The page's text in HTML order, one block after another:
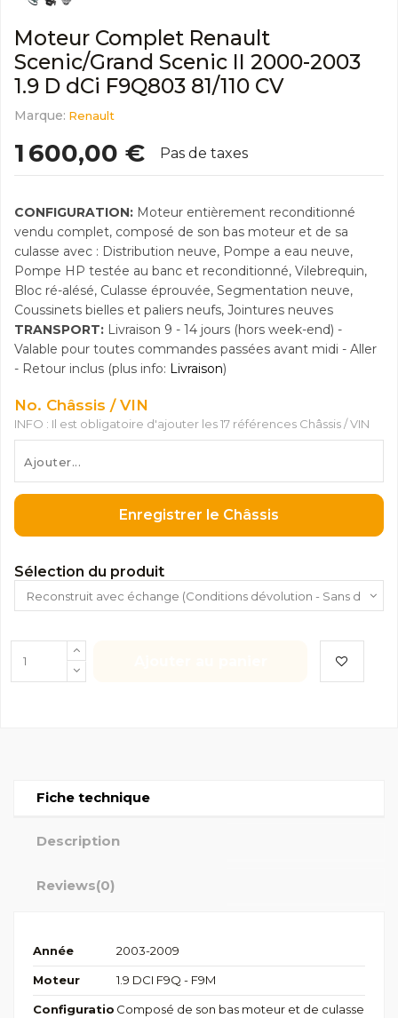
Moteur Complet Renault
Scenic/Grand Scenic II 2000-2003
1.9 D dCi F9Q803 81/110 CV
Marque: Renault
1 600,00 € Pas de taxes
CONFIGURATION: Moteur entièrement reconditionné
vendu complet, composé de son bas moteur et de sa
culasse avec : Distribution neuve, Pompe a eau neuve,
Pompe HP testée au banc et reconditionné, Vilebrequin,
Bloc ré-alésé, Culasse éprouvée, Segmentation neuve,
Coussinets bielles et paliers neufs, Jointures neuves
TRANSPORT: Livraison 9 - 14 jours (hors week-end) -
Valable pour toutes commandes passées avant midi - Aller
- Retour inclus (plus info: Livraison)
No. Châssis / VIN
INFO : Il est obligatoire d'ajouter les 17 références Châssis / VIN
Enregistrer le Châssis
Sélection du produit
Fiche technique
Description
Reviews(0)
Année 2003-2009
Moteur 1.9 DCI F9Q - F9M
Configuratio Composé de son bas moteur et de culasse